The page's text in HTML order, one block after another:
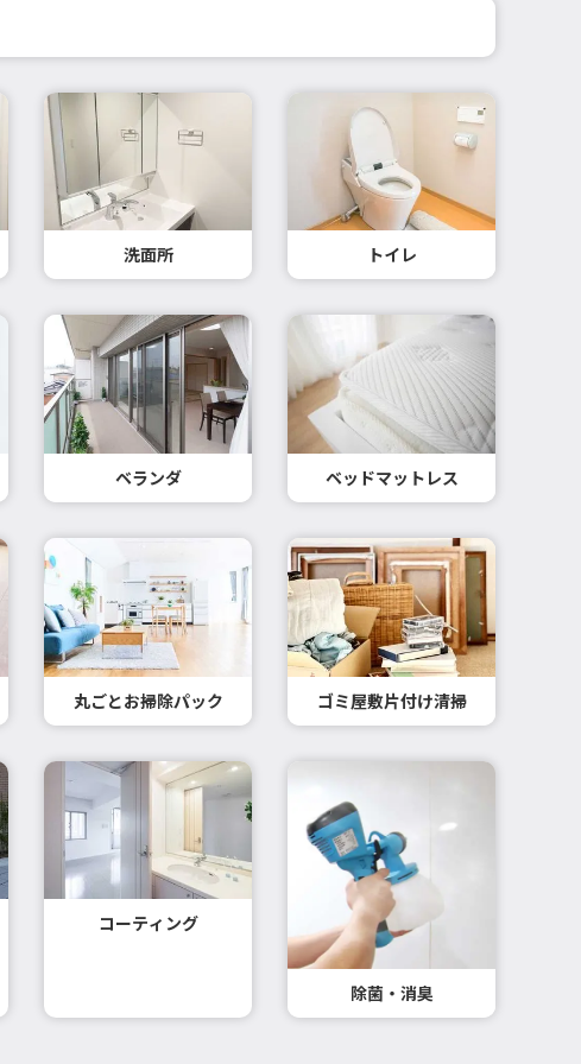
洗面所 トイレ
ベランダ ベッドマットレス
丸ごとお掃除パック ゴミ屋敷片付け清掃
コーティング
除菌・消臭